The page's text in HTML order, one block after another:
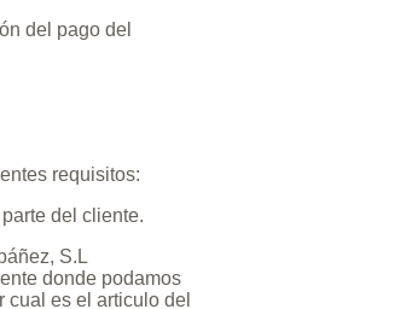
del pago del
requisitos:
del cliente.
S.L
donde podamos
es el articulo del